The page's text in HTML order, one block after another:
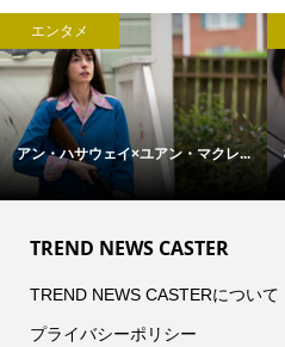
エンタメ
アン・ハサウェイ×ユアン・マクレ...
TREND NEWS CASTER
TREND NEWS CASTERについて
プライバシーポリシー